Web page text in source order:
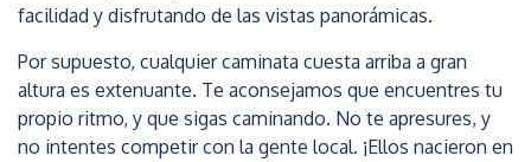
facilidad y disfrutando de las vistas panorámicas.
Por supuesto, cualquier caminata cuesta arriba a gran
altura es extenuante. Te aconsejamos que encuentres tu
propio ritmo, y que sigas caminando. No te apresures, y
no intentes competir con la gente local. ¡Ellos nacieron en